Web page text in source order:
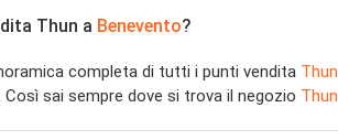
Thun a Benevento?
completa di tutti i punti vendita Thun
sai sempre dove si trova il negozio Thun